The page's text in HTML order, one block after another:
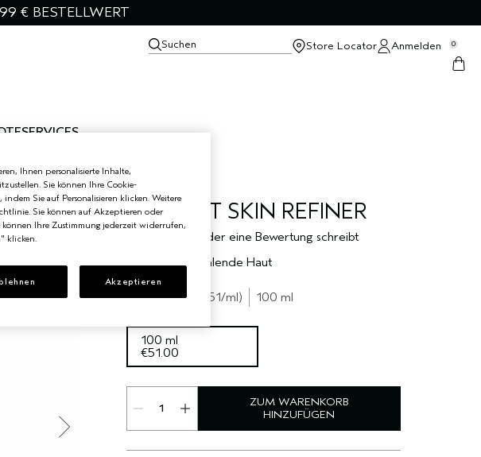
€ BESTELLWERT
Suchen Store Locator Anmelden 0
SERVICES
RADIANT SKIN REFINER
Sei der Erste, der eine Bewertung schreibt
Peeling für strahlende Haut
€51.00 €0.51/ml 100 ml
100 ml
€51.00
ZUM WARENKORB
HINZUFÜGEN
Ihnen personalisierte Inhalte,
Sie können Ihre Cookie-
Sie auf Personalisieren klicken. Weitere
Sie können auf Akzeptieren oder
Ihre Zustimmung jederzeit widerrufen,
klicken.
Akzeptieren